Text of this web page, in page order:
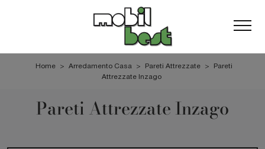
Home > Arredamento Casa > Pareti Attrezzate >
Pareti
Attrezzate Inzago
Pareti Attrezzate Inzago